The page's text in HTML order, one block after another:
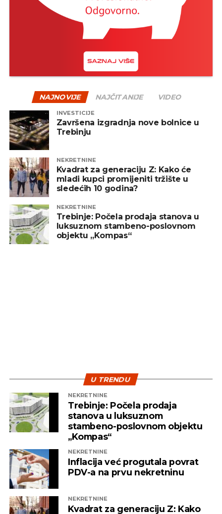
na kraju često nagrađeni.
Jedan od načina za ublažavanje rizika jeste
diverzifikacija – odnosno raspodjela sredstava na
mješovite i alternativne fondove. Na taj način se
smanjuje zavisnost od jednog tržišta ili sektora, a
Zaključak
Pad tržišta, iako može djelovati zabrinjavajuće,
prirodan je dio investicionog procesa. Ulaganje
treba posmatrati kao dugoročan cilj, a ne kao
sredstvo za brzu zaradu. Ključ uspjeha leži u
NAJNOVIJE NAJČITANIJE VIDEO
INVESTICIJE
Završena izgradnja nove bolnice u
Trebinju
NEKRETNINE
Kvadrat za generaciju Z: Kako će
mladi kupci promijeniti tržište u
sledećih 10 godina?
NEKRETNINE
Trebinje: Počela prodaja stanova u
luksuznom stambeno-poslovnom
objektu „Kompas“
U TRENDU
NEKRETNINE
Trebinje: Počela prodaja
stanova u luksuznom
stambeno-poslovnom objektu
„Kompas“
NEKRETNINE
Inflacija već progutala povrat
PDV-a na prvu nekretninu
NEKRETNINE
Kvadrat za generaciju Z: Kako